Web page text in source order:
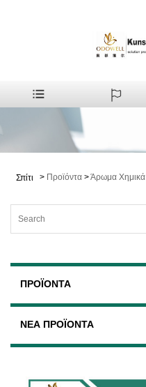
Σπίτι > Προϊόντα >Άρωμα Χημικά
ΠΡΟΪΌΝΤΑ
ΝΈΑ ΠΡΟΪΌΝΤΑ